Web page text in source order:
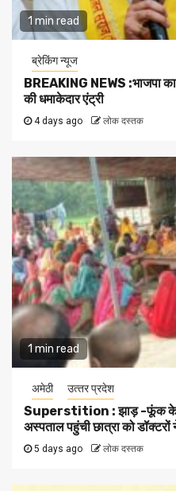
1 min read
ब्रेकिंग न्यूज
BREAKING NEWS :भाजपा का
की धमाकेदार एंट्री
4 days ago लोक दस्तक
1 min read
अमेठी उत्‍तर प्रदेश
Superstition : झाड़ -फूंक के
अस्पताल पहुंची छात्रा को डॉक्टरों
5 days ago लोक दस्तक